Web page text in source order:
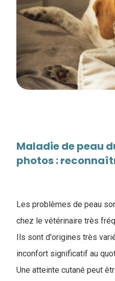
Maladie de peau
photos :
Les problèmes de peau
chez le vétérinaire très
Ils sont d'origines très
inconfort significatif au
Une atteinte cutané peut